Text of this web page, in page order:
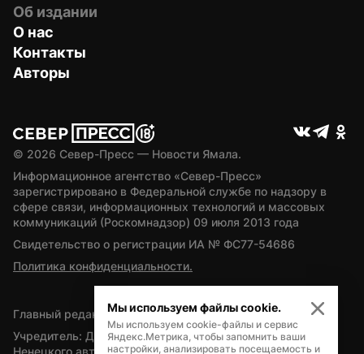
Об издании
О нас
Контакты
Авторы
© 2026 Север-Пресс — Новости Ямала.
Информационное агентство «Север-Пресс»
зарегистрировано в Федеральной службе по надзору в
сфере связи, информационных технологий и массовых
коммуникаций (Роскомнадзор) 09 июля 2013 года
Свидетельство о регистрации ИА № ФС77-54686
Политика конфиденциальности.
Главный редактор — А.Л. Поздеев
Учредитель: Департамент внутренней политики Ямало-
Ненецкого автономного округа
Мы используем файлы cookie.
Мы используем cookie-файлы и сервис
Яндекс.Метрика, чтобы запомнить ваши
настройки, анализировать посещаемость и